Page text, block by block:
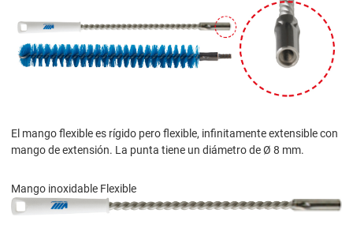
El mango flexible es rígido pero flexible, infinitamente extensible con
mango de extensión. La punta tiene un diámetro de Ø 8 mm.
Mango inoxidable Flexible